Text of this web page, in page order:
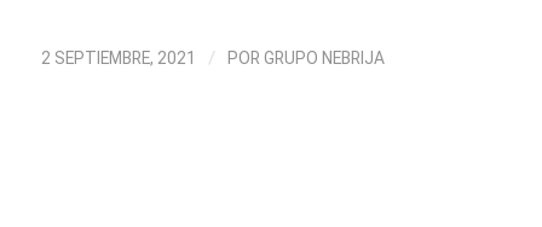
2 SEPTIEMBRE, 2021 / POR GRUPO NEBRIJA